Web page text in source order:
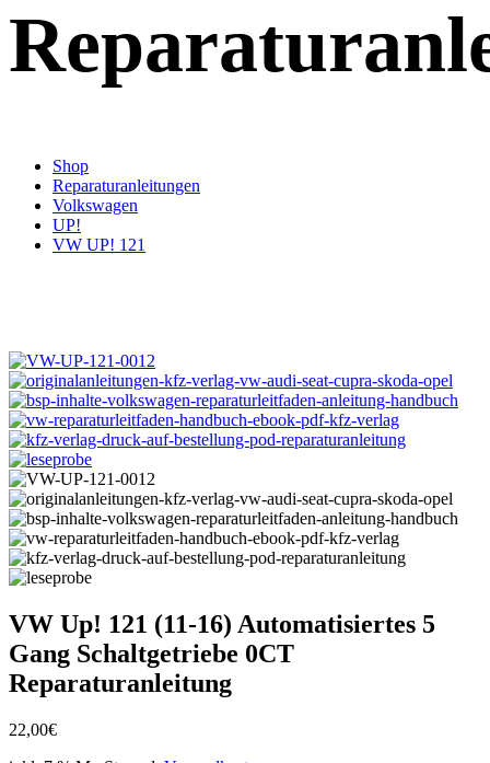
Shop
Reparaturanleitungen
Volkswagen
UP!
VW UP! 121
VW Up! 121 (11-16) Automatisiertes 5
Gang Schaltgetriebe 0CT
Reparaturanleitung
22,00€